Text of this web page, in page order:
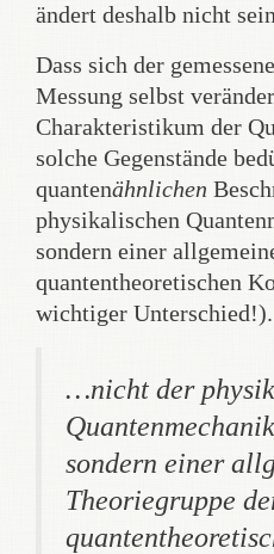
ändert deshalb nicht
Dass sich der
Messung selbst
Charakteristikum der
solche Gegenstände
quantenähnlichen
physikalischen
sondern einer
quantentheoretischen
wichtiger Unterschied!).
…nicht der
sondern einer
Theoriegruppe